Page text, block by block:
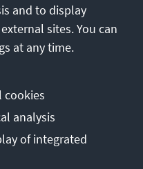
Terms of use
and to display
sites. You can
at any time.
cookies
analysis
of integrated